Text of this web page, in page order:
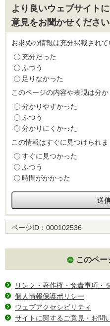
より良いウェブサイト
意見をお聞かせください
お求めの情報は充分掲載されて
充分だった
ふつう
足りなかった
このページの内容や表現は分
分かりやすかった
ふつう
分かりにくかった
この情報はすぐに見つけられま
すぐに見つかった
ふつう
時間がかかった
ページID： 000102536
このペ
リンク・著作権・免責事項・
個人情報保護ポリシー
ウェブアクセシビリティ
サイトに関するご意見・お問